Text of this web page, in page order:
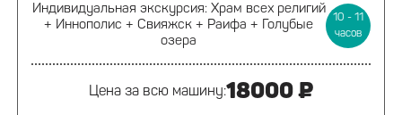
Индивидуальная экскурсия: Храм всех религий
+ Иннополис + Свияжск + Раифа + Голубые
озера
10 - 11
часов
Цена за всю машину:18000 ₽